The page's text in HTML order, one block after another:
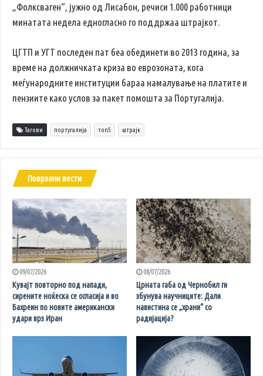
„Фолксваген“, јужно од Лисабон, речиси 1.000 работници
минатата недела едногласно го поддржаа штрајкот.
ЦГТП и УГТ последен пат беа обединети во 2013 година, за
време на должничката криза во еврозоната, кога
меѓународните институции бараа намалување на платите и
пензиите како услов за пакет помошта за Португалија.
Тагови португалија топ5 штрајк
Поврзани вести
09/07/2026
Кувајт повторно под напади,
сирените ноќеска се огласија и во
Бахреин по новите американски
удари врз Иран
08/07/2026
Црната габа од Чернобил ги
збунува научниците: Дали
навистина се „храни“ со
радијација?